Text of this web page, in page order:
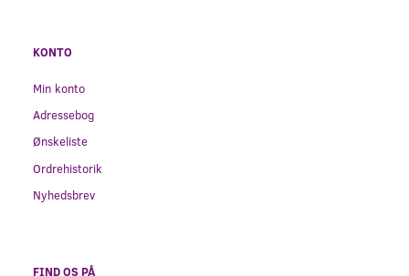
KONTO
Min konto
Adressebog
Ønskeliste
Ordrehistorik
Nyhedsbrev
FIND OS PÅ